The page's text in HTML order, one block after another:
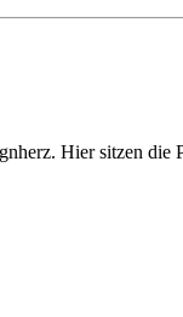
Hier sitzen